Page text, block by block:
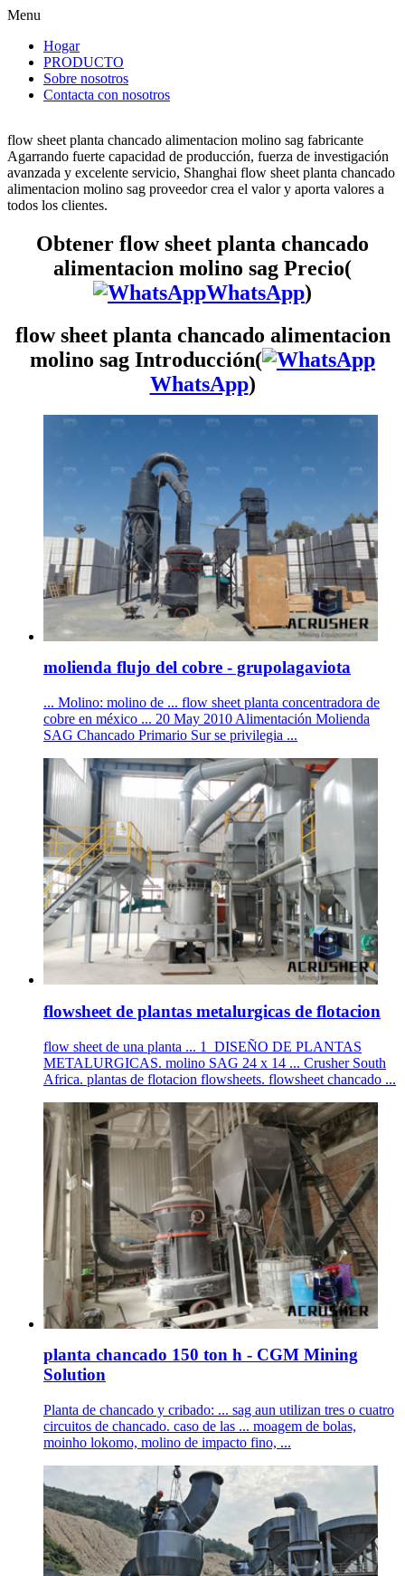
Menu
Hogar
PRODUCTO
Sobre nosotros
Contacta con nosotros
flow sheet planta chancado alimentacion molino sag fabricante
Agarrando fuerte capacidad de producción, fuerza de investigación
avanzada y excelente servicio, Shanghai flow sheet planta chancado
alimentacion molino sag proveedor crea el valor y aporta valores a
todos los clientes.
Obtener flow sheet planta chancado
alimentacion molino sag Precio(
WhatsApp)
flow sheet planta chancado alimentacion
molino sag Introducción(
WhatsApp)
molienda flujo del cobre - grupolagaviota
... Molino: molino de ... flow sheet planta concentradora de
cobre en méxico ... 20 May 2010 Alimentación Molienda
SAG Chancado Primario Sur se privilegia ...
flowsheet de plantas metalurgicas de flotacion
flow sheet de una planta ... 1_DISEÑO DE PLANTAS
METALURGICAS. molino SAG 24 x 14 ... Crusher South
Africa. plantas de flotacion flowsheets. flowsheet chancado ...
planta chancado 150 ton h - CGM Mining
Solution
Planta de chancado y cribado: ... sag aun utilizan tres o cuatro
circuitos de chancado. caso de las ... moagem de bolas,
moinho lokomo, molino de impacto fino, ...